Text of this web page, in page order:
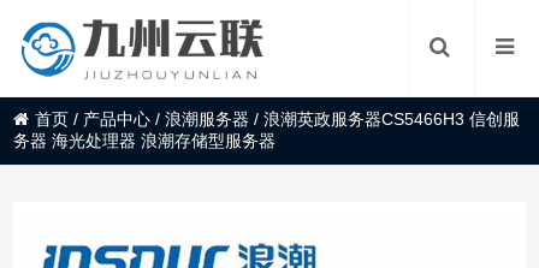
首页 / 产品中心 /浪潮服务器 /浪潮英政服务器CS5466H3 信创服
务器 海光处理器 浪潮存储型服务器